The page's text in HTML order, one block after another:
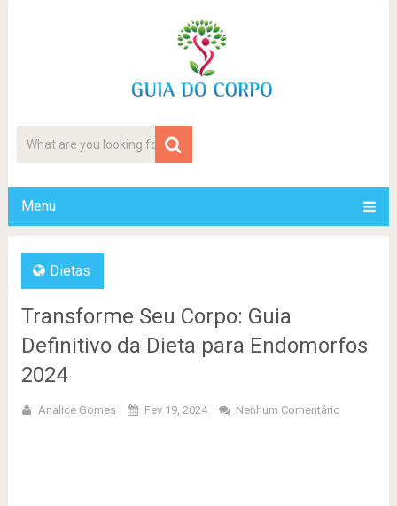
Menu
Dietas
Transforme Seu Corpo: Guia
Definitivo da Dieta para Endomorfos
2024
Analice Gomes Fev 19, 2024 Nenhum Comentário